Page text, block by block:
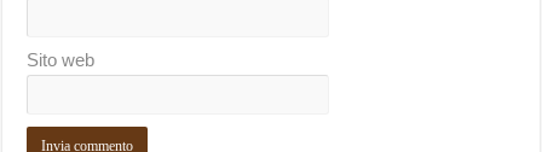
Sito web